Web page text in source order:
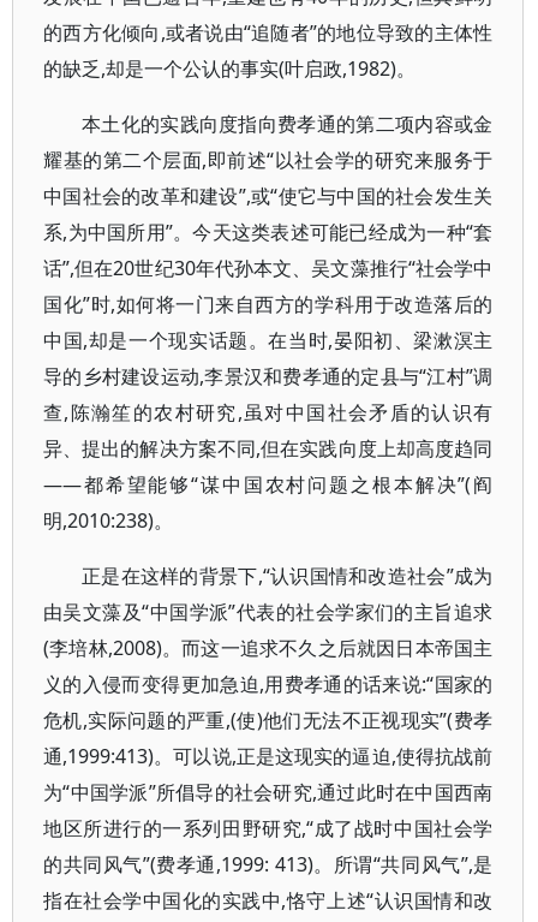
的西方化倾向,或者说由“追随者”的地位导致的主体性
的缺乏,却是一个公认的事实(叶启政,1982)。
本土化的实践向度指向费孝通的第二项内容或金
耀基的第二个层面,即前述“以社会学的研究来服务于
中国社会的改革和建设”,或“使它与中国的社会发生关
系,为中国所用”。今天这类表述可能已经成为一种“套
话”,但在20世纪30年代孙本文、吴文藻推行“社会学中
国化”时,如何将一门来自西方的学科用于改造落后的
中国,却是一个现实话题。在当时,晏阳初、梁漱溟主
导的乡村建设运动,李景汉和费孝通的定县与“江村”调
查,陈瀚笙的农村研究,虽对中国社会矛盾的认识有
异、提出的解决方案不同,但在实践向度上却高度趋同
——都希望能够“谋中国农村问题之根本解决”(阎
明,2010:238)。
正是在这样的背景下,“认识国情和改造社会”成为
由吴文藻及“中国学派”代表的社会学家们的主旨追求
(李培林,2008)。而这一追求不久之后就因日本帝国主
义的入侵而变得更加急迫,用费孝通的话来说:“国家的
危机,实际问题的严重,(使)他们无法不正视现实”(费孝
通,1999:413)。可以说,正是这现实的逼迫,使得抗战前
为“中国学派”所倡导的社会研究,通过此时在中国西南
地区所进行的一系列田野研究,“成了战时中国社会学
的共同风气”(费孝通,1999: 413)。所谓“共同风气”,是
指在社会学中国化的实践中,恪守上述“认识国情和改